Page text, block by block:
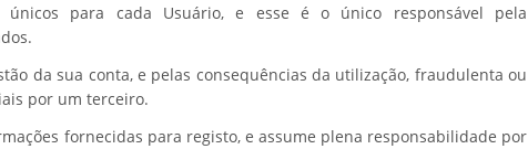
para cada Usuário, e esse é o único responsável pela
da sua conta, e pelas consequências da utilização, fraudulenta ou
por um terceiro.
fornecidas para registo, e assume plena responsabilidade por